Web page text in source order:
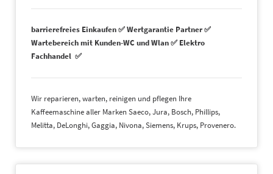
barrierefreies Einkaufen ✅ Wertgarantie Partner ✅
Wartebereich mit Kunden-WC und Wlan ✅ Elektro
Fachhandel ✅
Wir reparieren, warten, reinigen und pflegen Ihre
Kaffeemaschine aller Marken Saeco, Jura, Bosch, Phillips,
Melitta, DeLonghi, Gaggia, Nivona, Siemens, Krups, Provenero.